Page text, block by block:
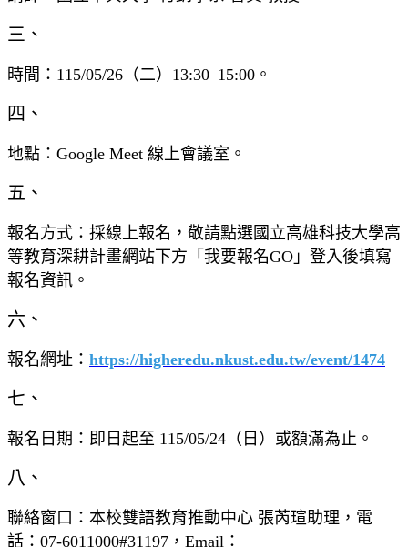
三、
時間：115/05/26（二）13:30–15:00。
四、
地點：Google Meet 線上會議室。
五、
報名方式：採線上報名，敬請點選國立高雄科技大學高
等教育深耕計畫網站下方「我要報名GO」登入後填寫
報名資訊。
六、
報名網址： https://higheredu.nkust.edu.tw/event/1474
七、
報名日期：即日起至 115/05/24（日）或額滿為止。
八、
聯絡窗口：本校雙語教育推動中心 張芮瑄助理，電
話：07-6011000#31197，Email：